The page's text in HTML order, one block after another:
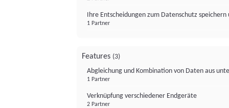
Ihre Entscheidungen zum Datenschutz
1 Partner
Features (3)
Abgleichung und Kombination von Daten aus
1 Partner
Verknüpfung verschiedener Endgeräte
2 Partner